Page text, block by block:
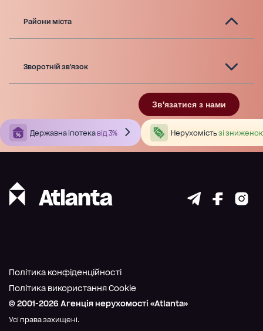
Райони міста
Зворотній зв'язок
Зв'язатися з нами
Державна іпотека від 3% Нерухомістьзі
© 2001-2026 Агенція нерухомості «Atlanta»
Усі права захищені.
Політика конфіденційності
Політика використання Cookie